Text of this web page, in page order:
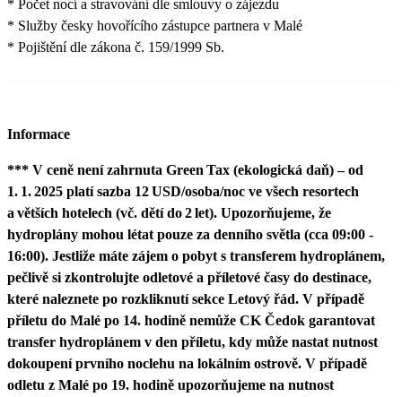
* Počet nocí a stravování dle smlouvy o zájezdu
* Služby česky hovořícího zástupce partnera v Malé
* Pojištění dle zákona č. 159/1999 Sb.
Informace
*** V ceně není zahrnuta Green Tax (ekologická daň) – od
1. 1. 2025 platí sazba 12 USD/osoba/noc ve všech resortech
a větších hotelech (vč. dětí do 2 let). Upozorňujeme, že
hydroplány mohou létat pouze za denního světla (cca 09:00 -
16:00). Jestliže máte zájem o pobyt s transferem hydroplánem,
pečlivě si zkontrolujte odletové a příletové časy do destinace,
které naleznete po rozkliknutí sekce Letový řád. V případě
příletu do Malé po 14. hodině nemůže CK Čedok garantovat
transfer hydroplánem v den příletu, kdy může nastat nutnost
dokoupení prvního noclehu na lokálním ostrově. V případě
odletu z Malé po 19. hodině upozorňujeme na nutnost